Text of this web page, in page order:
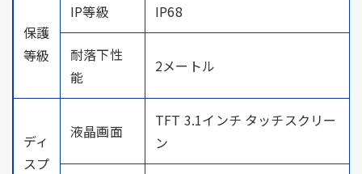
保護
等級
IP等級 IP68
耐落下性
能
2メートル
ディ
スプ
液晶画面
TFT 3.1インチ タッチスクリー
ン